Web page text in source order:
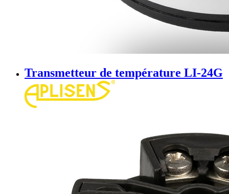
Transmetteur de température LI-24G